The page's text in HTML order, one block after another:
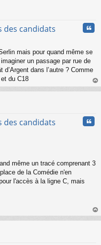
des candidats
mais pour quand même se
un passage par rue de
d’Argent dans l’autre ? Comme
du C18
au
des candidats
même un tracé comprenant 3
de la Comédie n'en
l'accès à la ligne C, mais
au